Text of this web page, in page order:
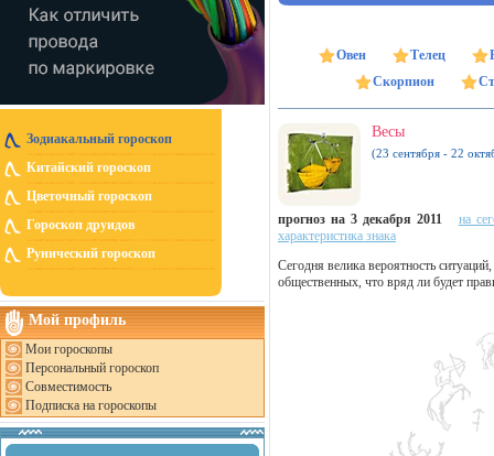
Зодиакальный гороскоп
Китайский гороскоп
Цветочный гороскоп
Гороскоп друидов
Рунический гороскоп
Мой профиль
Мои гороскопы
Персональный гороскоп
Совместимость
Подписка на гороскопы
Овен Телец
Скорпион
Весы
(23 сентября - 22
прогноз на 3 декабря 2011
на
характеристика знака
Сегодня велика вероятность
общественных, что вряд ли будет